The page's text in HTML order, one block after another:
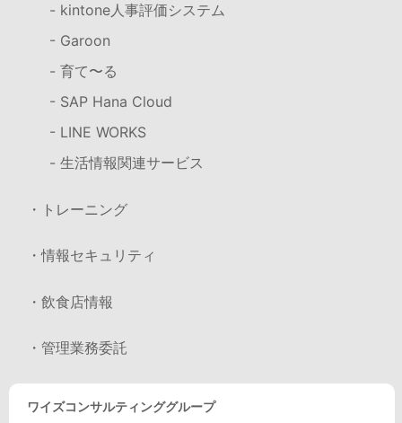
- kintone人事評価システム
- Garoon
- 育て〜る
- SAP Hana Cloud
- LINE WORKS
- 生活情報関連サービス
・トレーニング
・情報セキュリティ
・飲食店情報
・管理業務委託
ワイズコンサルティンググループ